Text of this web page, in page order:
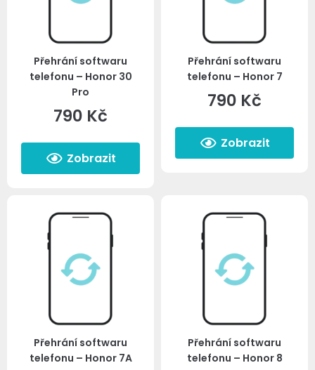
Přehrání softwaru
telefonu – Honor 30
Pro
790 Kč
Zobrazit
Přehrání softwaru
telefonu – Honor 7
790 Kč
Zobrazit
Přehrání softwaru
telefonu – Honor 7A
Přehrání softwaru
telefonu – Honor 8